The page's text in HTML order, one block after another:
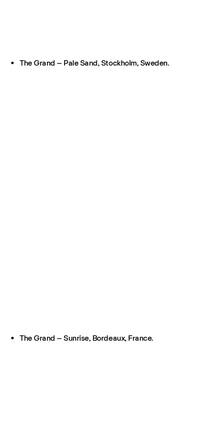
The Grand – Pale Sand, Stockholm, Sweden.
The Grand – Sunrise, Bordeaux, France.